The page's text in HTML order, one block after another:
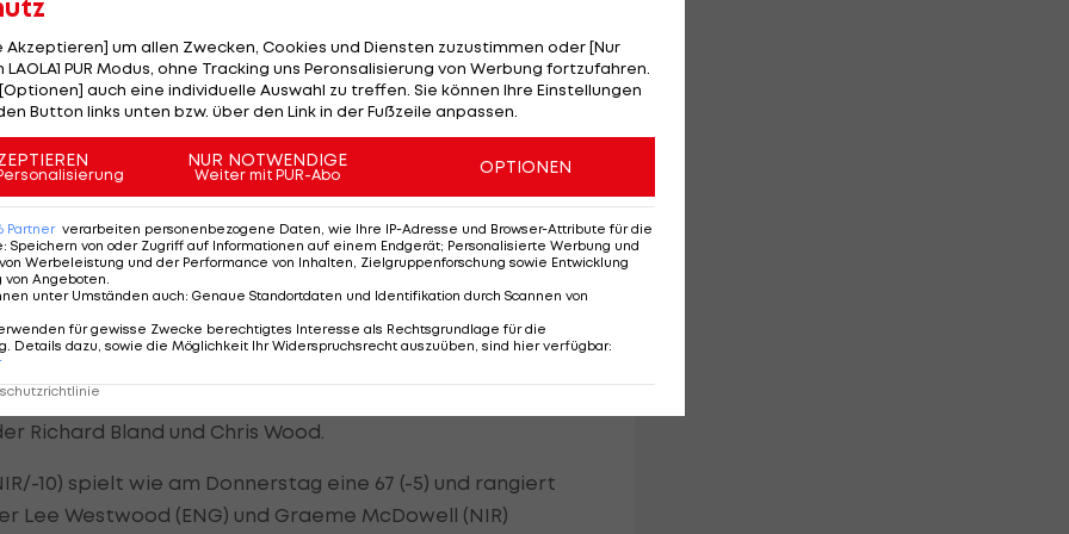
Auf und Ab insgesamt weit nach hinten. Am Freitag
nicht gut gespielt, das Glück war nicht wirklich auf
verlieren, ich versuche ein super Wochenende daraus
insgesamt 14 unter Par Halbzeit-Leader in Belek. Zwei
Richard Bland und Chris Wood.
10) spielt wie am Donnerstag eine 67 (-5) und rangiert
Westwood (ENG) und Graeme McDowell (NIR)
Akzeptieren] um allen Zwecken, Cookies und Diensten zuzustimmen oder [Nur
PUR Modus, ohne Tracking uns Peronsalisierung von Werbung fortzufahren.
auch eine individuelle Auswahl zu treffen. Sie können Ihre Einstellungen
Button links unten bzw. über den Link in der Fußzeile anpassen.
NUR NOTWENDIGE
Weiter mit PUR-Abo OPTIONEN
Partner verarbeiten personenbezogene Daten, wie Ihre IP-Adresse und Browser-Attribute für die
: Speichern von oder Zugriff auf Informationen auf einem Endgerät; Personalisierte Werbung und
Werbeleistung und der Performance von Inhalten, Zielgruppenforschung sowie Entwicklung
von Angeboten
unter Umständen auch: Genaue Standortdaten und Identifikation durch Scannen von
für gewisse Zwecke berechtigtes Interesse als Rechtsgrundlage für die
Details dazu, sowie die Möglichkeit Ihr Widerspruchsrecht auszuüben, sind hier verfügbar: